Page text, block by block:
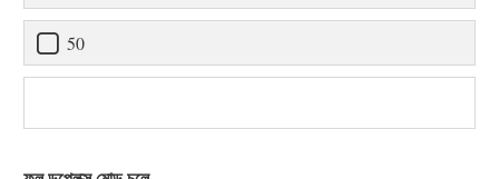
50